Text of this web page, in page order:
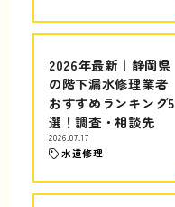
2026年最新｜静岡県
の階下漏水修理業者
おすすめランキング5
選！調査・相談先
2026.07.17
水道修理